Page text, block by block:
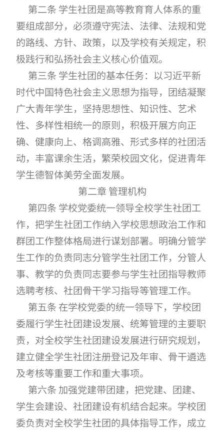
第二条 学生社团是高等教育育人体系的重
要组成部分，必须遵守宪法、法律、法规和党
的路线、方针、政策，以及学校有关规定，积
极践行和弘扬社会主义核心价值观。
第三条 学生社团的基本任务：以习近平新
时代中国特色社会主义思想为指导，团结凝聚
广大青年学生，坚持思想性、知识性、艺术
性、多样性相统一的原则，积极开展方向正
确、健康向上、格调高雅、形式多样的社团活
动，丰富课余生活，繁荣校园文化，促进青年
学生德智体美劳全面发展。
第二章 管理机构
第四条 学校党委统一领导全校学生社团工
作，把学生社团工作纳入学校思想政治工作和
群团工作整体格局进行谋划部署。明确分管学
生工作的负责同志分管学生社团工作，分管人
事、教学的负责同志要参与学生社团指导教师
选聘考核、社团骨干学习指导等管理工作。
第五条 在学校党委的统一领导下，学校团
委履行学生社团建设发展、统筹管理的主要职
责，对全校学生社团建设发展进行研究规划，
建立健全学生社团注册登记及年审、骨干遴选
及考核等重要工作和重大事项。
第六条 加强党建带团建，把党建、团建、
学生会建设、社团建设有机结合起来。学校团
委负责对全校学生社团的具体指导工作，成立